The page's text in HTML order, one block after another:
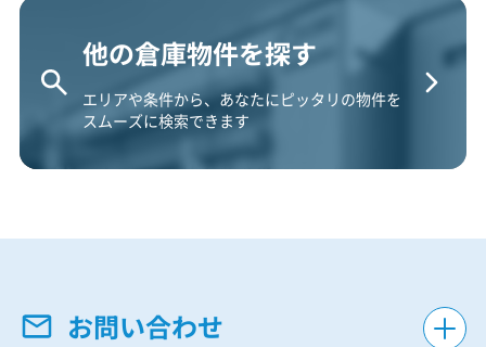
他の倉庫物件を探す
エリアや条件から、あなたにピッタリの物件を
スムーズに検索できます
お問い合わせ